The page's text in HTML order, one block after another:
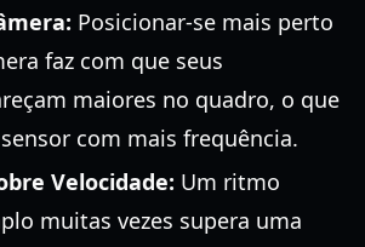
Posicionar-se mais perto
faz com que seus
maiores no quadro, o que
com mais frequência.
Velocidade: Um ritmo
muitas vezes supera uma